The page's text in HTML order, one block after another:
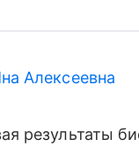
Алексеевна
результаты